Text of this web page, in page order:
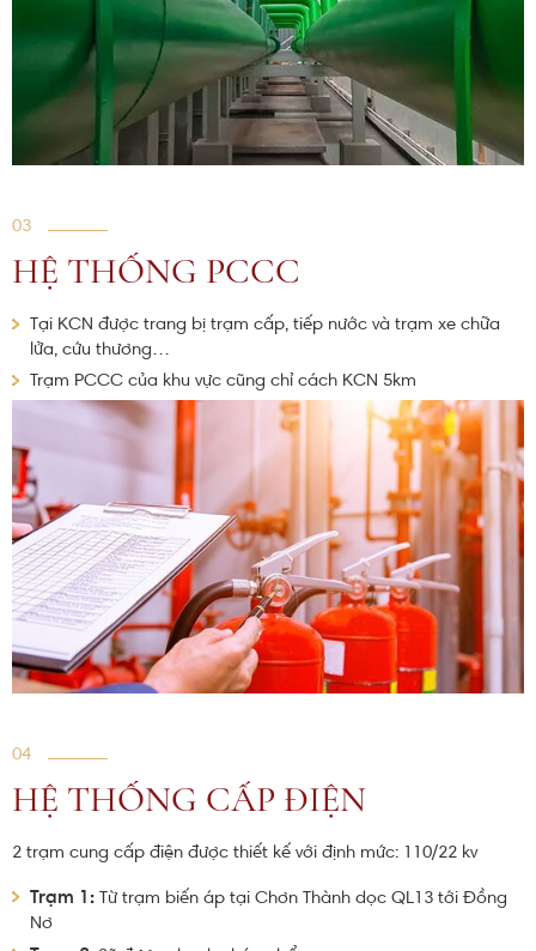
03
HỆ THỐNG PCCC
Tại KCN được trang bị trạm cấp, tiếp nước và trạm xe chữa
lửa, cứu thương…
Trạm PCCC của khu vực cũng chỉ cách KCN 5km
04
HỆ THỐNG CẤP ĐIỆN
2 trạm cung cấp điện được thiết kế với định mức: 110/22 kv
Trạm 1: Từ trạm biến áp tại Chơn Thành dọc QL13 tới Đồng
Nơ